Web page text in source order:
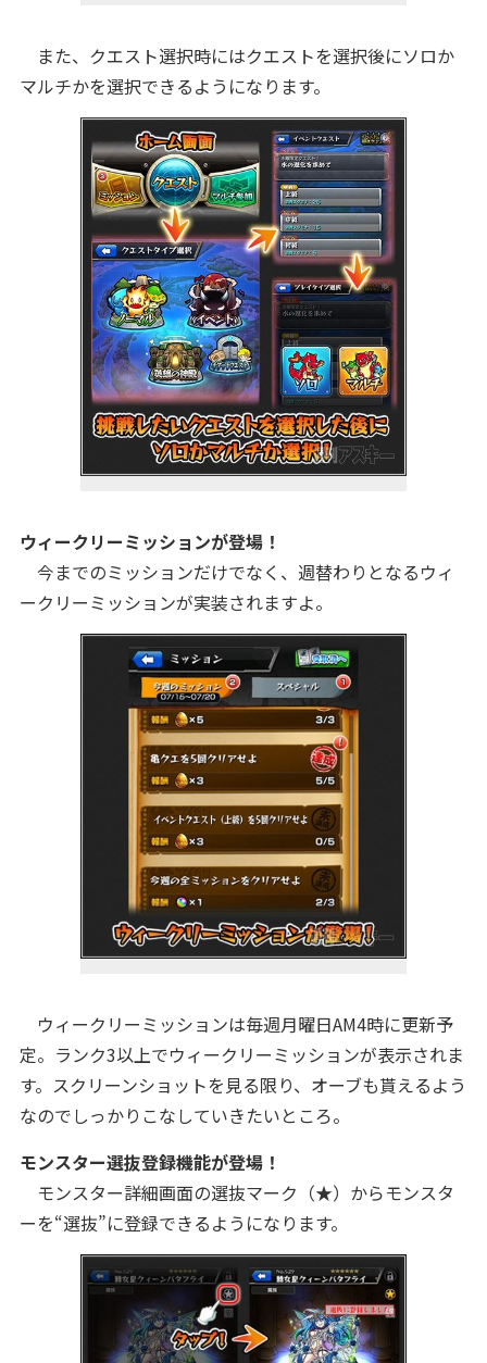
また、クエスト選択時にはクエストを選択後にソロか
マルチかを選択できるようになります。
ウィークリーミッションが登場！
今までのミッションだけでなく、週替わりとなるウィ
ークリーミッションが実装されますよ。
ウィークリーミッションは毎週月曜日AM4時に更新予
定。ランク3以上でウィークリーミッションが表示されま
す。スクリーンショットを見る限り、オーブも貰えるよう
なのでしっかりこなしていきたいところ。
モンスター選抜登録機能が登場！
モンスター詳細画面の選抜マーク（★）からモンスタ
ーを“選抜”に登録できるようになります。